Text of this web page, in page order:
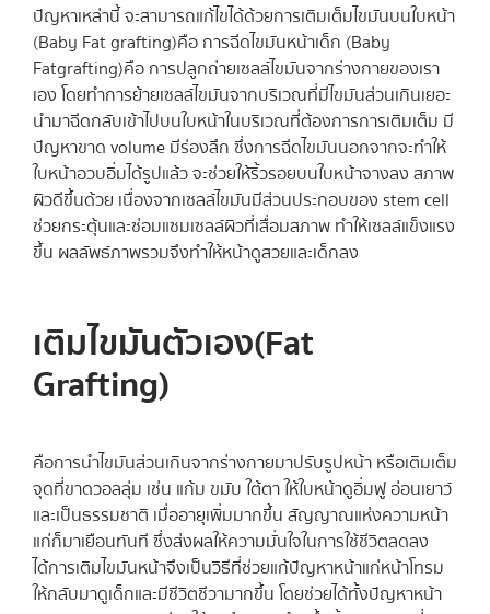
ปัญหาเหล่านี้ จะสามารถแก้ไขได้ด้วยการเติมเต็มไขมันบนใบหน้า
(Baby Fat grafting) คือ การฉีดไขมันหน้าเด็ก (Baby
Fatgrafting) คือ การปลูกถ่ายเซลล์ไขมันจากร่างกายของเรา
เอง โดยทำการย้ายเซลล์ไขมันจากบริเวณที่มีไขมันส่วนเกินเยอะ
นำมาฉีดกลับเข้าไปบนใบหน้าในบริเวณที่ต้องการการเติมเต็ม มี
ปัญหาขาด volume มีร่องลึก ซึ่งการฉีดไขมันนอกจากจะทำให้
ใบหน้าอวบอิ่มได้รูปแล้ว จะช่วยให้ริ้วรอยบนใบหน้าจางลง สภาพ
ผิวดีขึ้นด้วย เนื่องจากเซลล์ไขมันมีส่วนประกอบของ stem cell
ช่วยกระตุ้นและซ่อมแซมเซลล์ผิวที่เสื่อมสภาพ ทำให้เซลล์แข็งแรง
ขึ้น ผลลัพธ์ภาพรวมจึงทำให้หน้าดูสวยและเด็กลง
เติมไขมันตัวเอง(Fat
Grafting)
คือการนำไขมันส่วนเกินจากร่างกายมาปรับรูปหน้า หรือเติมเต็ม
จุดที่ขาดวอลลุ่ม เช่น แก้ม ขมับ ใต้ตา ให้ใบหน้าดูอิ่มฟู อ่อนเยาว์
และเป็นธรรมชาติ เมื่ออายุเพิ่มมากขึ้น สัญญาณแห่งความหน้า
แก่ก็มาเยือนทันที ซึ่งส่งผลให้ความมั่นใจในการใช้ชีวิตลดลง
ได้ การเติมไขมันหน้า จึงเป็นวิธีที่ช่วยแก้ปัญหาหน้าแก่หน้าโทรม
ให้กลับมาดูเด็กและมีชีวิตชีวามากขึ้น โดยช่วยได้ทั้งปัญหาหน้า